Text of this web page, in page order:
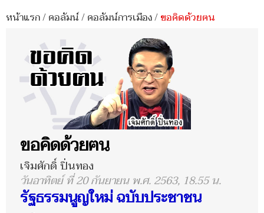
หน้าแรก/คอลัมน์/คอลัมน์การเมือง/ขอคิดด้วยฅน
ขอคิดด้วยฅน
เจิมศักดิ์ ปิ่นทอง
วันอาทิตย์ ที่ 20 กันยายน พ.ศ. 2563, 18.55 น.
รัฐธรรมนูญใหม่ ฉบับประชาชน